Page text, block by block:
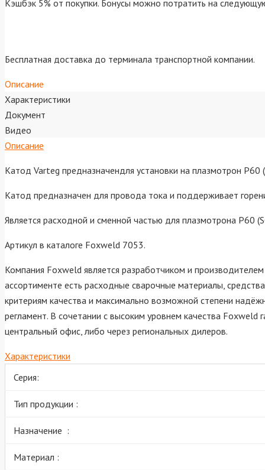
Кэшбэк 5% от покупки. Бонусы можно потратить на
Бесплатная доставка до терминала транспортной компании.
Описание
Характеристики
Документ
Видео
Описание
Катод Varteg предназначендля установки на плазмотрон P60
Катод предназначен для провода тока и поддерживает
Является расходной и сменной частью для плазмотрона P60
Артикул в каталоге Foxweld 7053.
Компания Foxweld является разработчиком и
ассортименте есть расходные сварочные материалы,
критериям качества и максимально возможной степени
регламент. В сочетании с высоким уровнем качества
центральный офис, либо через региональных дилеров.
Характеристики
Серия:
Тип продукции :
Назначение :
Материал :